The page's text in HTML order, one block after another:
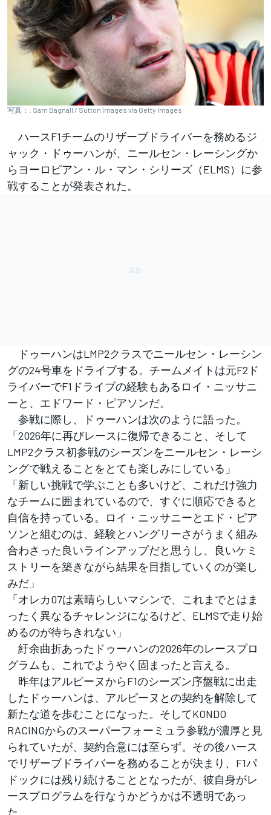
写真：: Sam Bagnall / Sutton Images via Getty Images
ハースF1チームのリザーブドライバーを務めるジ
ャック・ドゥーハンが、ニールセン・レーシングか
らヨーロピアン・ル・マン・シリーズ（ELMS）に参
戦することが発表された。
ドゥーハンはLMP2クラスでニールセン・レーシン
グの24号車をドライブする。チームメイトは元F2ド
ライバーでF1ドライブの経験もあるロイ・ニッサニ
ーと、エドワード・ピアソンだ。
参戦に際し、ドゥーハンは次のように語った。
「2026年に再びレースに復帰できること、そして
LMP2クラス初参戦のシーズンをニールセン・レーシ
ングで戦えることをとても楽しみにしている」
「新しい挑戦で学ぶことも多いけど、これだけ強力
なチームに囲まれているので、すぐに順応できると
自信を持っている。ロイ・ニッサニーとエド・ピア
ソンと組むのは、経験とハングリーさがうまく組み
合わさった良いラインアップだと思うし、良いケミ
ストリーを築きながら結果を目指していくのが楽し
みだ」
「オレカ07は素晴らしいマシンで、これまでとはま
ったく異なるチャレンジになるけど、ELMSで走り始
めるのが待ちきれない」
紆余曲折あったドゥーハンの2026年のレースプロ
グラムも、これでようやく固まったと言える。
昨年はアルピーヌからF1のシーズン序盤戦に出走
したドゥーハンは、アルピーヌとの契約を解除して
新たな道を歩むことになった。そしてKONDO
RACINGからのスーパーフォーミュラ参戦が濃厚と見
られていたが、契約合意には至らず。その後ハース
でリザーブドライバーを務めることが決まり、F1パ
ドックには残り続けることとなったが、彼自身がレ
ースプログラムを行なうかどうかは不透明であっ
た。